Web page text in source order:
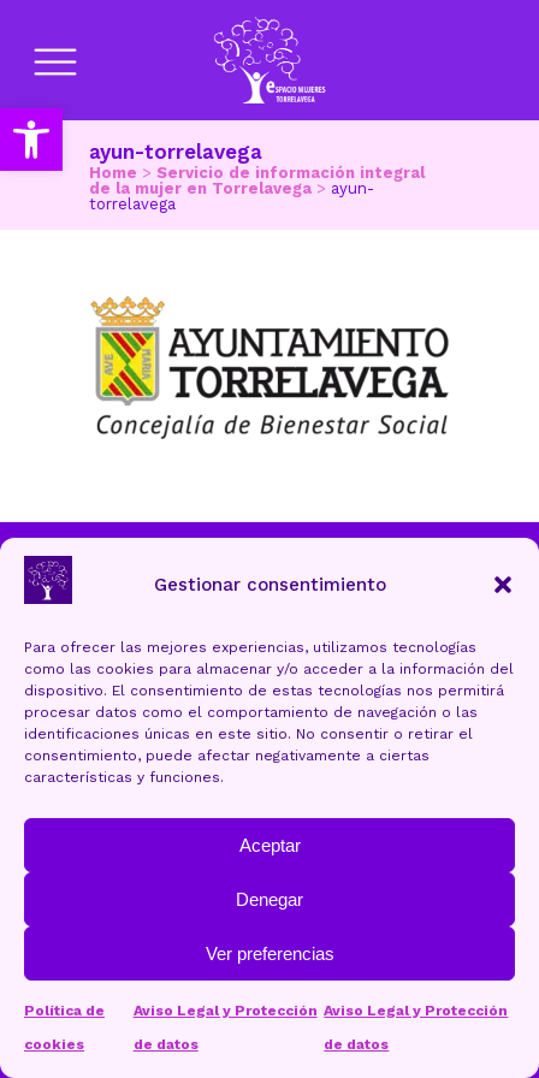
Abrir barra de herramientas
Gestionar consentimiento
Para ofrecer las mejores experiencias, utilizamos tecnologías
como las cookies para almacenar y/o acceder a la información del
dispositivo. El consentimiento de estas tecnologías nos permitirá
procesar datos como el comportamiento de navegación o las
identificaciones únicas en este sitio. No consentir o retirar el
consentimiento, puede afectar negativamente a ciertas
características y funciones.
Aceptar
Denegar
Ver preferencias
Política de
cookies
Aviso Legal y Protección
de datos
Aviso Legal y Protección
de datos
ayun-torrelavega
Home > Servicio de información integral
de la mujer en Torrelavega > ayun-
torrelavega
Ayuntamiento de Torrelavega
Aviso Legal y Protección de datos
Política de cookies (UE)
Accesibilidad
Mapa Web
Web design:OLEAGA.plus
Contacta